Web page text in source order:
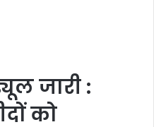
जारी :
को